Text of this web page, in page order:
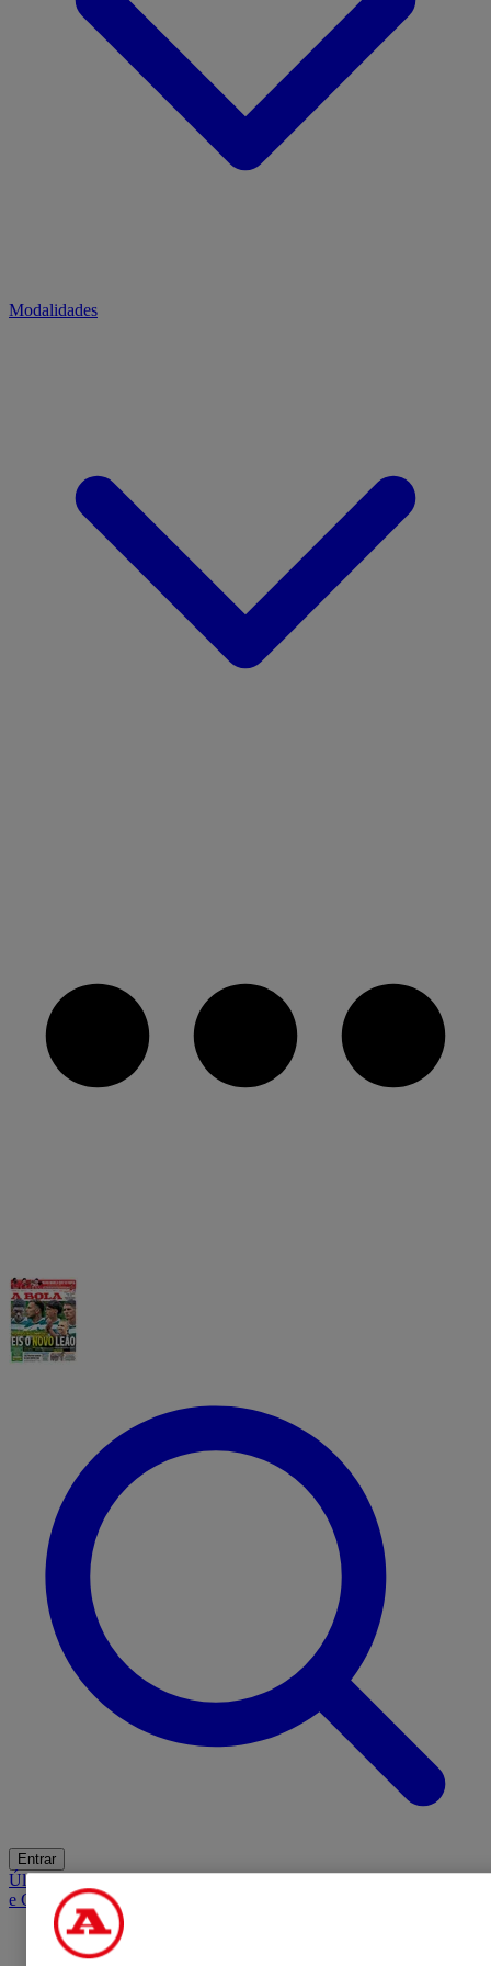
Modalidades
Entrar
ÚltimasMercadoOpiniãoiGaming HubA BOLA SUGEREBarba
e Cabelo